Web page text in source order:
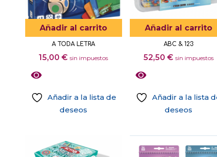
Añadir al carrito
A TODA LETRA
15,00€ sin impuestos
Añadir a la lista de
deseos
Añadir al carrito
ABC & 123
52,50 € sin impuestos
Añadir a la lista
deseos